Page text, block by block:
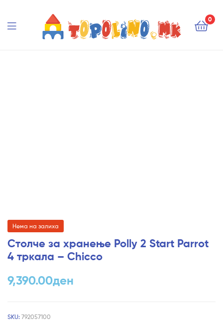
0
Нема на залиха
Столче за хранење Polly 2 Start Parrot
4 тркала – Chicco
9,390.00ден
SKU: 792057100